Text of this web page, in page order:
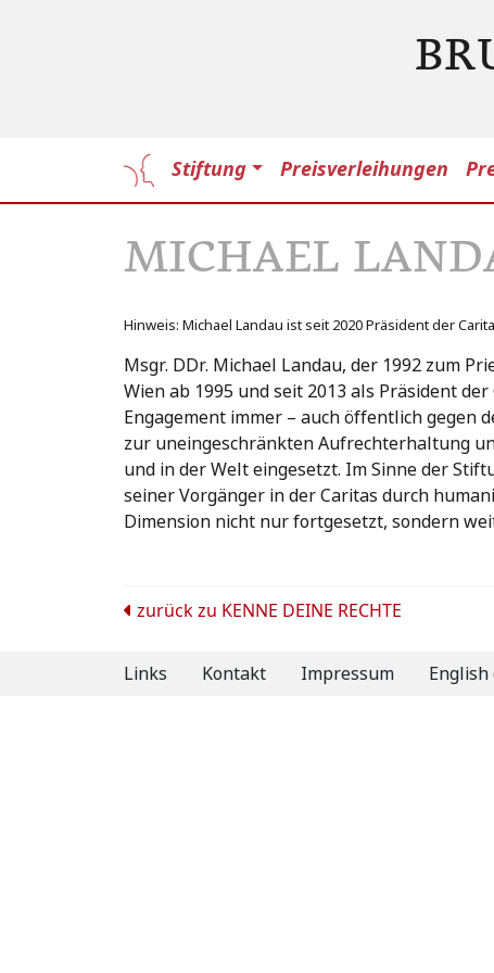
Stiftung Preisverleihungen
MICHAEL
Hinweis: Michael Landau ist seit 2020 Präsident der
Msgr. DDr. Michael Landau, der 1992 zum
Wien ab 1995 und seit 2013 als Präsident
Engagement immer – auch öffentlich
zur uneingeschränkten Aufrechterhaltung
und in der Welt eingesetzt. Im Sinne der
seiner Vorgänger in der Caritas durch
Dimension nicht nur fortgesetzt, sondern
Beitrags-
Navigation
zurück zu KENNE DEINE RECHTE
Links Kontakt Impressum English